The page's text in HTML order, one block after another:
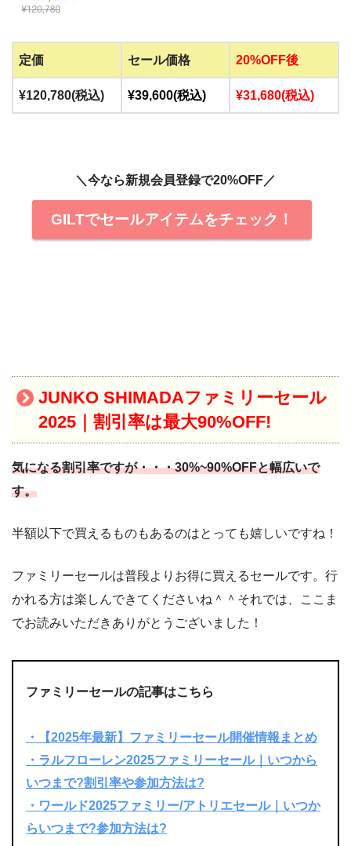
定価 セール価格 20%OFF後
¥120,780(税込) ¥39,600(税込) ¥31,680(税込)
＼今なら新規会員登録で20%OFF／
GILTでセールアイテムをチェック！
JUNKO SHIMADAファミリーセール
2025｜割引率は最大90%OFF!
気になる割引率ですが・・・30%~90%OFFと幅広いで
す。
半額以下で買えるものもあるのはとっても嬉しいですね！
ファミリーセールは普段よりお得に買えるセールです。行
かれる方は楽しんできてくださいね＾＾それでは、ここま
でお読みいただきありがとうございました！
ファミリーセールの記事はこちら
・【2025年最新】ファミリーセール開催情報まとめ
・ラルフローレン2025ファミリーセール｜いつから
いつまで?割引率や参加方法は?
・ワールド2025ファミリー/アトリエセール｜いつか
らいつまで?参加方法は?